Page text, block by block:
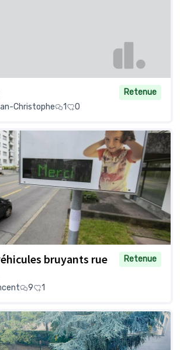
Retenue
Christophe
1 0
bruyants rue
Retenue
9 1